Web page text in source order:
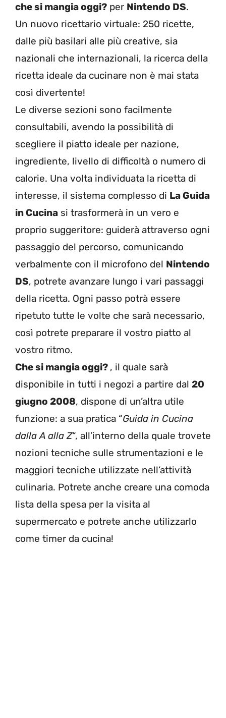
che si mangia oggi? per Nintendo DS.
Un nuovo ricettario virtuale: 250 ricette,
dalle più basilari alle più creative, sia
nazionali che internazionali, la ricerca della
ricetta ideale da cucinare non è mai stata
così divertente!
Le diverse sezioni sono facilmente
consultabili, avendo la possibilità di
scegliere il piatto ideale per nazione,
ingrediente, livello di difficoltà o numero di
calorie. Una volta individuata la ricetta di
interesse, il sistema complesso di La Guida
in Cucina si trasformerà in un vero e
proprio suggeritore: guiderà attraverso ogni
passaggio del percorso, comunicando
verbalmente con il microfono del Nintendo
DS, potrete avanzare lungo i vari passaggi
della ricetta. Ogni passo potrà essere
ripetuto tutte le volte che sarà necessario,
così potrete preparare il vostro piatto al
vostro ritmo.
Che si mangia oggi? , il quale sarà
disponibile in tutti i negozi a partire dal 20
giugno 2008, dispone di un’altra utile
funzione: a sua pratica “Guida in Cucina
dalla A alla Z“, all’interno della quale trovete
nozioni tecniche sulle strumentazioni e le
maggiori tecniche utilizzate nell’attività
culinaria. Potrete anche creare una comoda
lista della spesa per la visita al
supermercato e potrete anche utilizzarlo
come timer da cucina!